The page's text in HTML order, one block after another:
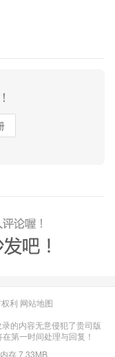
利 网站地图
的内容无意侵犯了贵司版
第一时间处理与回复！
存 7.33MB